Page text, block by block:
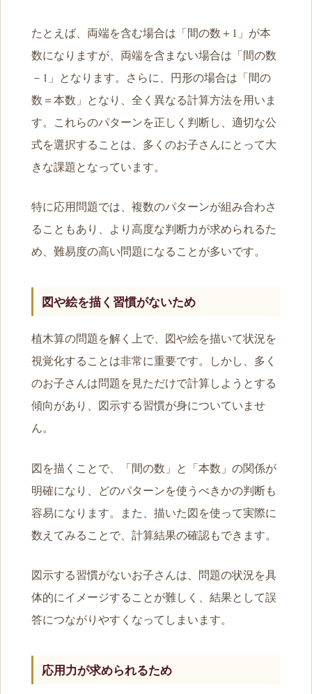
たとえば、両端を含む場合は「間の数＋1」が本
数になりますが、両端を含まない場合は「間の数
－1」となります。さらに、円形の場合は「間の
数＝本数」となり、全く異なる計算方法を用いま
す。これらのパターンを正しく判断し、適切な公
式を選択することは、多くのお子さんにとって大
きな課題となっています。
特に応用問題では、複数のパターンが組み合わさ
ることもあり、より高度な判断力が求められるた
め、難易度の高い問題になることが多いです。
図や絵を描く習慣がないため
植木算の問題を解く上で、図や絵を描いて状況を
視覚化することは非常に重要です。しかし、多く
のお子さんは問題を見ただけで計算しようとする
傾向があり、図示する習慣が身についていませ
ん。
図を描くことで、「間の数」と「本数」の関係が
明確になり、どのパターンを使うべきかの判断も
容易になります。また、描いた図を使って実際に
数えてみることで、計算結果の確認もできます。
図示する習慣がないお子さんは、問題の状況を具
体的にイメージすることが難しく、結果として誤
答につながりやすくなってしまいます。
応用力が求められるため